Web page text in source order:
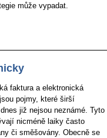
může vypadat.
faktura a elektronická
pojmy, které širší
již nejsou neznámé. Tyto
nicméně laiky často
či směšovány. Obecně se